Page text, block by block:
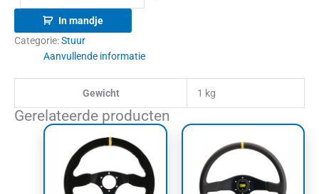
In mandje
Categorie:Stuur
Aanvullende informatie
Gewicht 1 kg
Gerelateerde producten
Prijsklasse:
tot
€408,00
product
heeft
meerdere